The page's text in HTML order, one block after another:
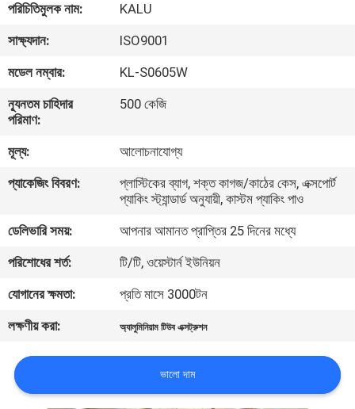
আমাদের
সম্পর্কে
কারখানা
ভ্রমণ
মান
যোগাযোগ
করুন
উদ্ধৃতির
পরিচিতিমুলক নাম:
KALU
সাক্ষ্যদান:
ISO9001
মডেল নম্বার:
KL-S0605W
ন্যূনতম চাহিদার
পরিমাণ:
500 কেজি
মূল্য:
আলোচনাযোগ্য
প্যাকেজিং বিবরণ:
প্লাস্টিকের ব্যাগ, শক্ত কাগজ/কাঠের কেস, এক্সপোর্ট
প্যাকিং স্ট্যান্ডার্ড অনুযায়ী, কাস্টম প্যাকিং পাও
ডেলিভারি সময়:
আপনার আমানত প্রাপ্তির 25 দিনের মধ্যে
পরিশোধের শর্ত:
টি/টি, ওয়েস্টার্ন ইউনিয়ন
যোগানের ক্ষমতা:
প্রতি মাসে 3000টন
লক্ষণীয় করা:
অ্যালুমিনিয়াম টিউব এক্সট্রুশন
ভালো দাম